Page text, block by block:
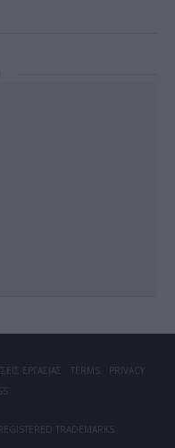
ΕΡΓΑΣΙΑΣ TERMS
PRIVACY
TRADEMARKS